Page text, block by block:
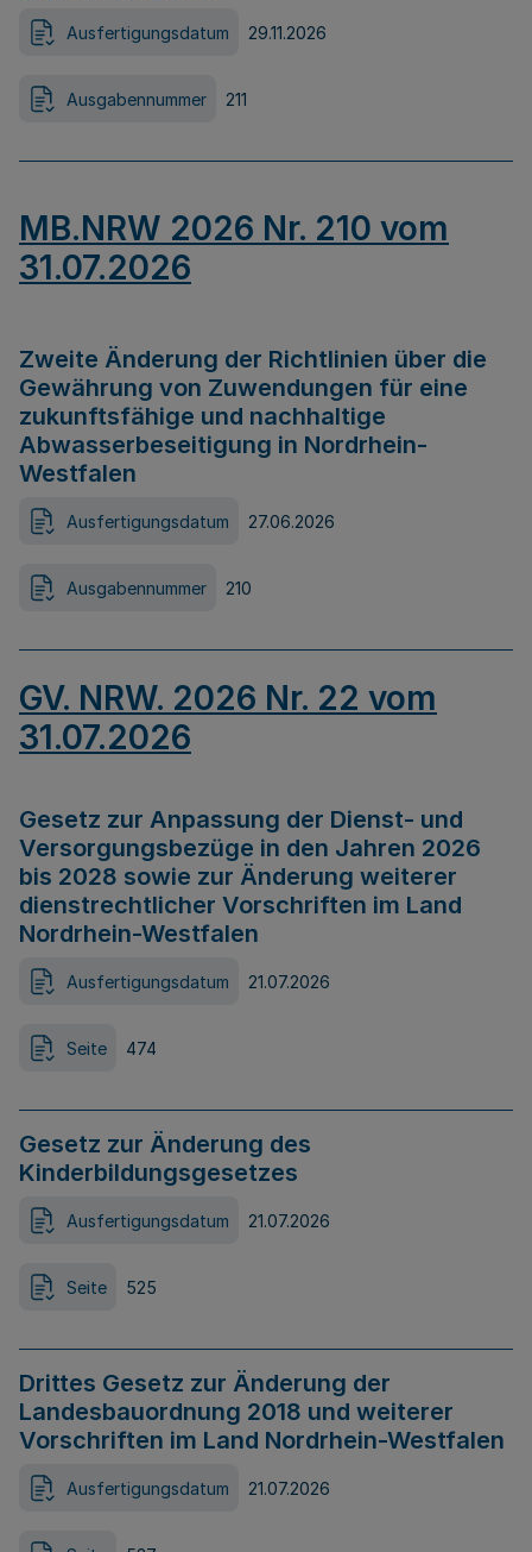
Ausfertigungsdatum 29.11.2026
Ausgabennummer 211
MB.NRW 2026 Nr. 210 vom
31.07.2026
Zweite Änderung der Richtlinien über die
Gewährung von Zuwendungen für eine
zukunftsfähige und nachhaltige
Abwasserbeseitigung in Nordrhein-
Westfalen
Ausfertigungsdatum 27.06.2026
Ausgabennummer 210
GV. NRW. 2026 Nr. 22 vom
31.07.2026
Gesetz zur Anpassung der Dienst- und
Versorgungsbezüge in den Jahren 2026
bis 2028 sowie zur Änderung weiterer
dienstrechtlicher Vorschriften im Land
Nordrhein-Westfalen
Ausfertigungsdatum 21.07.2026
Seite 474
Gesetz zur Änderung des
Kinderbildungsgesetzes
Ausfertigungsdatum 21.07.2026
Seite 525
Drittes Gesetz zur Änderung der
Landesbauordnung 2018 und weiterer
Vorschriften im Land Nordrhein-Westfalen
Ausfertigungsdatum 21.07.2026